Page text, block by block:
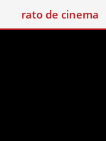
rato de cinema